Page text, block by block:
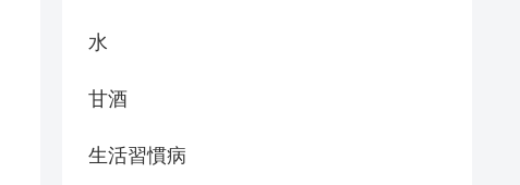
水
甘酒
生活習慣病